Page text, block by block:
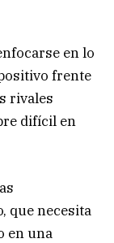
en lo
frente
rivales
difícil en
que necesita
en una